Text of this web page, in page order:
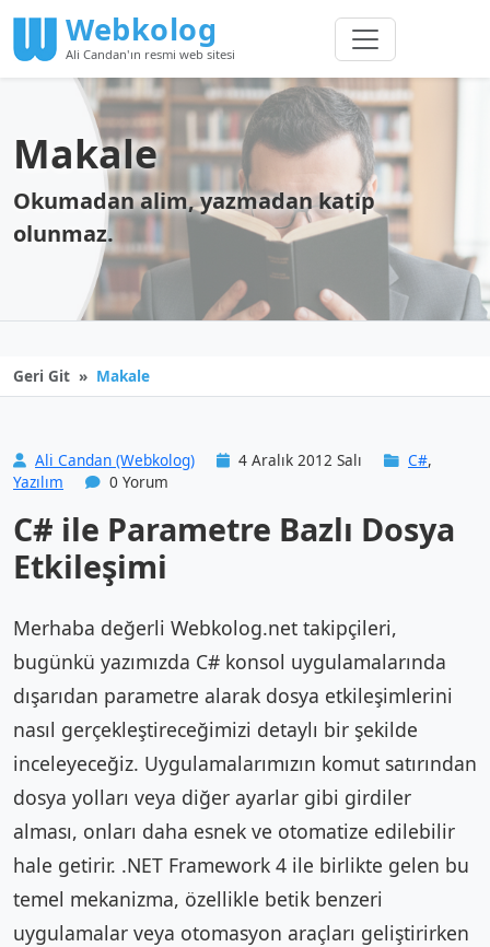
Webkolog
Ali Candan'ın resmi web sitesi
Makale
Okumadan alim, yazmadan katip
olunmaz.
Geri Git Makale
Ali Candan (Webkolog) 4 Aralık 2012 Salı C#,
Yazılım
0 Yorum
C# ile Parametre Bazlı Dosya
Etkileşimi
Merhaba değerli Webkolog.net takipçileri,
bugünkü yazımızda C# konsol uygulamalarında
dışarıdan parametre alarak dosya etkileşimlerini
nasıl gerçekleştireceğimizi detaylı bir şekilde
inceleyeceğiz. Uygulamalarımızın komut satırından
dosya yolları veya diğer ayarlar gibi girdiler
alması, onları daha esnek ve otomatize edilebilir
hale getirir. .NET Framework 4 ile birlikte gelen bu
temel mekanizma, özellikle betik benzeri
uygulamalar veya otomasyon araçları geliştirirken